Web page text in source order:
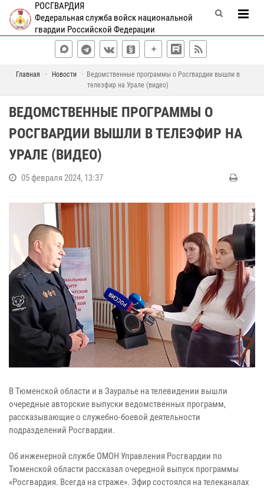
РОСГВАРДИЯ
Федеральная служба войск национальной
гвардии Российской Федерации
Главная Новости
Ведомственные программы о Росгвардии вышли в
телеэфир на Урале (видео)
ВЕДОМСТВЕННЫЕ ПРОГРАММЫ О
РОСГВАРДИИ ВЫШЛИ В ТЕЛЕЭФИР НА
УРАЛЕ (ВИДЕО)
05 февраля 2024, 13:37
В Тюменской области и в Зауралье на телевидении вышли
очередные авторские выпуски ведомственных программ,
рассказывающие о служебно-боевой деятельности
подразделений Росгвардии.
Об инженерной службе ОМОН Управления Росгвардии по
Тюменской области рассказал очередной выпуск программы
«Росгвардия. Всегда на страже». Эфир состоялся на телеканалах